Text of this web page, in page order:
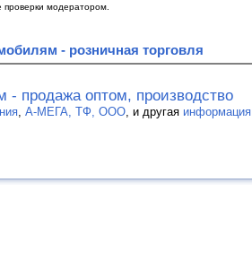
модератором.
- розничная торговля
- продажа оптом, производство
А-МЕГА, ТФ, ООО , и другая информация